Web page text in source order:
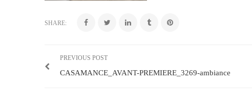
SHARE:
PREVIOUS POST
CASAMANCE_AVANT-PREMIERE_3269-ambiance